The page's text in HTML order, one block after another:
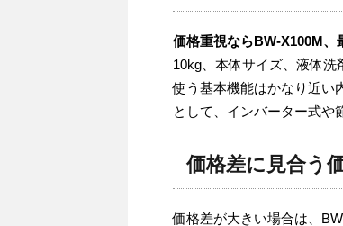
価格重視ならBW-X100M、
10kg、本体サイズ、液体
使う基本機能はかなり近い
として、インバーター式や
価格差に見合う
価格差が大きい場合は、